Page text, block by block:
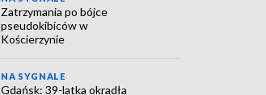
Zatrzymania po bójce
pseudokibiców w
Kościerzynie
NA SYGNALE
Gdańsk: 39-latka okradła